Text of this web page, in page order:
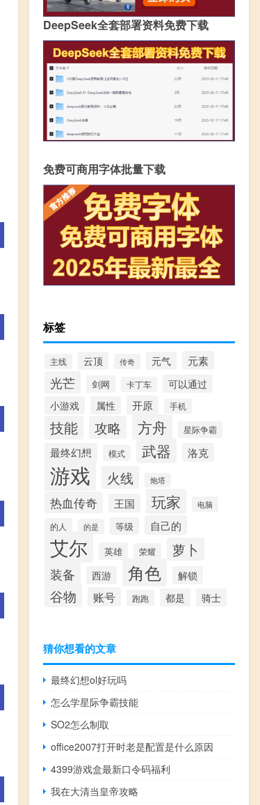
DeepSeek全套部署资料免费下载
免费可商用字体批量下载
标签
主线 云顶 传奇 元气 元素
光芒 剑网 卡丁车
可以通过
小游戏
属性 开原 手机
技能 攻略 方舟 星际争霸
最终幻想 模式 武器 洛克
游戏 火线 炮塔
热血传奇 王国 玩家 电脑
的人 的是 等级 自己的
艾尔 英雄 荣耀 萝卜
装备 西游 角色 解锁
谷物 账号 跑跑 都是 骑士
猜你想看的文章
最终幻想ol好玩吗
怎么学星际争霸技能
SO2怎么制取
office2007打开时老是配置是什么原因
4399游戏盒最新口令码福利
我在大清当皇帝攻略